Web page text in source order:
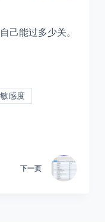
己能过多少关。
感度
下一页